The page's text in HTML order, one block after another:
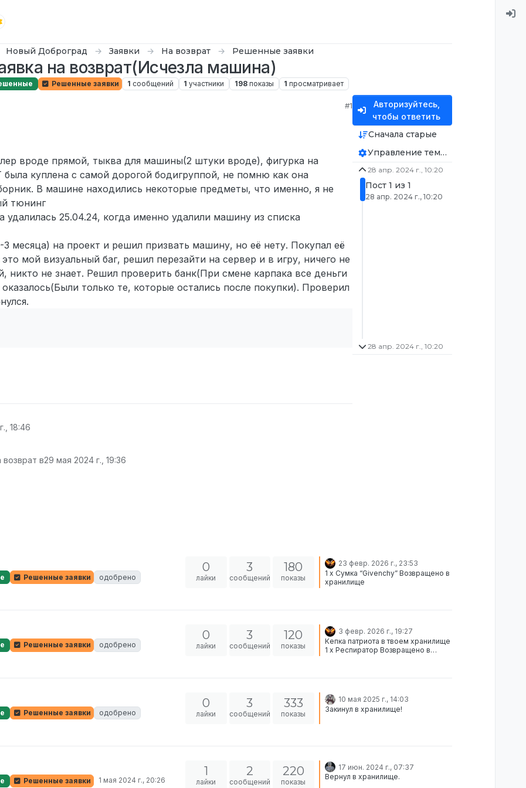
Новый Доброград Заявки На возврат Решенные заявки
на возврат(Исчезла машина)
Решенные заявки 1 сообщений 1 участники 198 показы 1 просматривает
#1
вроде прямой, тыква для машины(2 штуки вроде), фигурка на
куплена с самой дорогой бодигруппой, не помню как она
В машине находились некоторые предметы, что именно, я не
тюнинг
25.04.24, когда именно удалили машину из списка
3 месяца) на проект и решил призвать машину, но её нету. Покупал её
мой визуальный баг, решил перезайти на сервер и в игру, ничего не
никто не знает. Решил проверить банк(При смене карпака все деньги
только те, которые остались после покупки). Проверил
18:46
в29 мая 2024 г., 19:36
Авторизуйтесь,
чтобы ответить
Сначала старые
Управление темой
28 апр. 2024 г., 10:20
Пост 1 из 1
28 апр. 2024 г., 10:20
28 апр. 2024 г., 10:20
Решенные заявки
одобрено
0
лайки
3
сообщений
180
показы
23 февр. 2026 г., 23:53
1 x Сумка “Givenchy” Возвращено в
хранилище
Решенные заявки
одобрено
0
лайки
3
сообщений
120
показы
3 февр. 2026 г., 19:27
Кепка патриота в твоем хранилище
1 x Респиратор Возвращено в
Решенные заявки
одобрено
0
лайки
3
сообщений
333
показы
10 мая 2025 г., 14:03
Закинул в хранилище!
Решенные заявки 1 мая 2024 г., 20:26
1
лайки
2
сообщений
220
показы
17 июн. 2024 г., 07:37
Вернул в хранилище.